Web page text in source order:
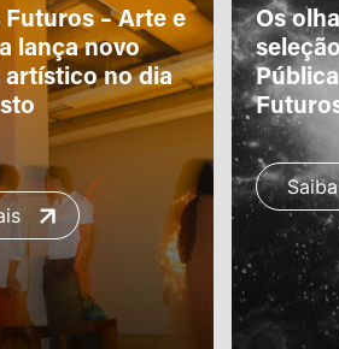
– Arte e
lança novo
no dia
Os